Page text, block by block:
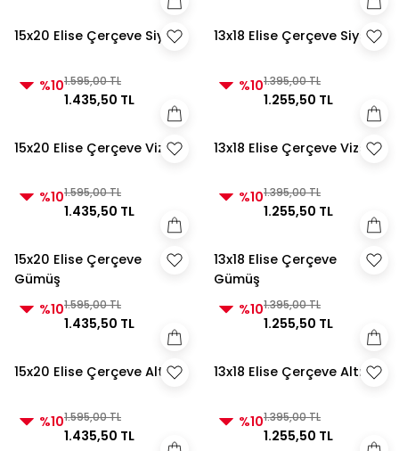
15x20 Elise Çerçeve Siyah
%101.595,00 TL
1.435,50 TL
13x18 Elise Çerçeve Siyah
%101.395,00 TL
1.255,50 TL
15x20 Elise Çerçeve Vizon
%101.595,00 TL
1.435,50 TL
13x18 Elise Çerçeve Vizon
%101.395,00 TL
1.255,50 TL
15x20 Elise Çerçeve
Gümüş
%101.595,00 TL
1.435,50 TL
13x18 Elise Çerçeve
Gümüş
%101.395,00 TL
1.255,50 TL
15x20 Elise Çerçeve Altın
%101.595,00 TL
1.435,50 TL
13x18 Elise Çerçeve Altın
%101.395,00 TL
1.255,50 TL